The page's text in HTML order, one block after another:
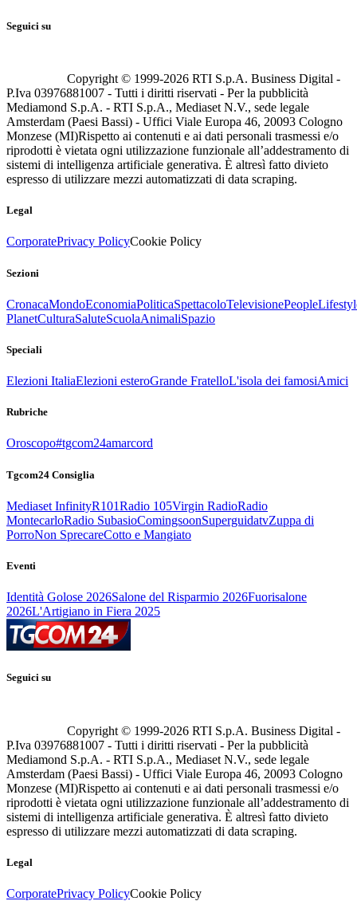
Seguici su
Copyright © 1999-2026 RTI S.p.A. Business Digital -
P.Iva 03976881007 - Tutti i diritti riservati - Per la pubblicità
Mediamond S.p.A. - RTI S.p.A., Mediaset N.V., sede legale
Amsterdam (Paesi Bassi) - Uffici Viale Europa 46, 20093 Cologno
Monzese (MI)Rispetto ai contenuti e ai dati personali trasmessi e/o
riprodotti è vietata ogni utilizzazione funzionale all’addestramento di
sistemi di intelligenza artificiale generativa. È altresì fatto divieto
espresso di utilizzare mezzi automatizzati di data scraping.
Legal
CorporatePrivacy PolicyCookie Policy
Sezioni
CronacaMondoEconomiaPoliticaSpettacoloTelevisionePeople
PlanetCulturaSaluteScuolaAnimaliSpazio
Speciali
Elezioni ItaliaElezioni esteroGrande FratelloL'isola dei famosiAmici
Rubriche
Oroscopo#tgcom24amarcord
Tgcom24 Consiglia
Mediaset InfinityR101Radio 105Virgin RadioRadio
MontecarloRadio SubasioComingsoonSuperguidatvZuppa di
PorroNon SprecareCotto e Mangiato
Eventi
Identità Golose 2026Salone del Risparmio 2026Fuorisalone
2026L'Artigiano in Fiera 2025
Seguici su
Copyright © 1999-2026 RTI S.p.A. Business Digital -
P.Iva 03976881007 - Tutti i diritti riservati - Per la pubblicità
Mediamond S.p.A. - RTI S.p.A., Mediaset N.V., sede legale
Amsterdam (Paesi Bassi) - Uffici Viale Europa 46, 20093 Cologno
Monzese (MI)Rispetto ai contenuti e ai dati personali trasmessi e/o
riprodotti è vietata ogni utilizzazione funzionale all’addestramento di
sistemi di intelligenza artificiale generativa. È altresì fatto divieto
espresso di utilizzare mezzi automatizzati di data scraping.
Legal
CorporatePrivacy PolicyCookie Policy